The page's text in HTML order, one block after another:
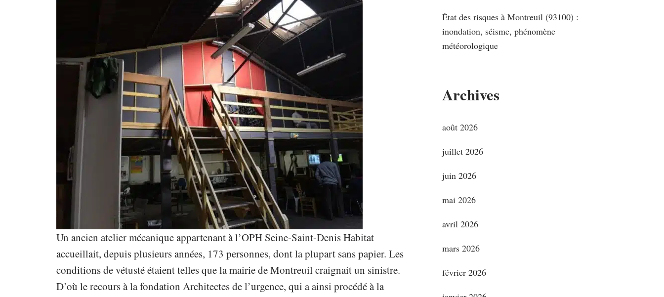
Un ancien atelier mécanique appartenant à l’OPH Seine-Saint-Denis Habitat
accueillait, depuis plusieurs années, 173 personnes, dont la plupart sans papier. Les
conditions de vétusté étaient telles que la mairie de Montreuil craignait un sinistre.
D’où le recours à la fondation Architectes de l’urgence, qui a ainsi procédé à la
État des risques à Montreuil (93100) :
inondation, séisme, phénomène
météorologique
Archives
août 2026
juillet 2026
juin 2026
mai 2026
avril 2026
mars 2026
février 2026